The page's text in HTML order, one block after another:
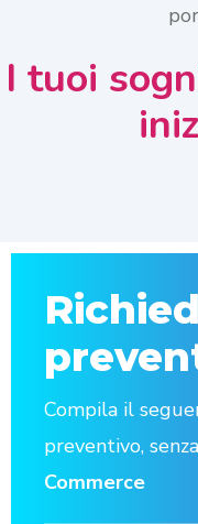
I tuoi
Compila il
preventivo,
Commerce